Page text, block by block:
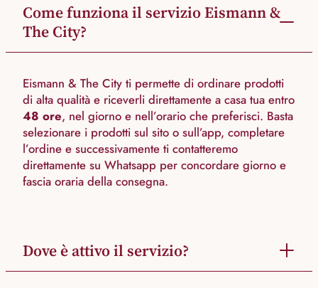
Come funziona il servizio Eismann &
The City?
Eismann & The City ti permette di ordinare prodotti
di alta qualità e riceverli direttamente a casa tua entro
48 ore, nel giorno e nell’orario che preferisci. Basta
selezionare i prodotti sul sito o sull’app, completare
l’ordine e successivamente ti contatteremo
direttamente su Whatsapp per concordare giorno e
fascia oraria della consegna.
Dove è attivo il servizio?